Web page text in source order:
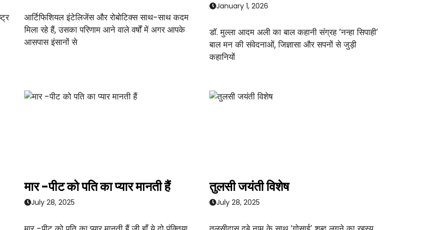
आर्टिफिशियल इंटेलिजेंस और रोबोटिक्स साथ-साथ कदम
मिला रहे हैं, उसका परिणाम आने वाले वर्षों में अगर आपके
आसपास इंसानों से
January 1, 2026
डॉ. मुल्ला आदम अली का बाल कहानी संग्रह ‘नन्हा सिपाही’
बाल मन की संवेदनाओं, जिज्ञासा और सपनों से जुड़ी
कहानियों
मार -पीट को पति का प्यार मानती हैं
July 28, 2025
तुलसी जयंती विशेष
July 28, 2025